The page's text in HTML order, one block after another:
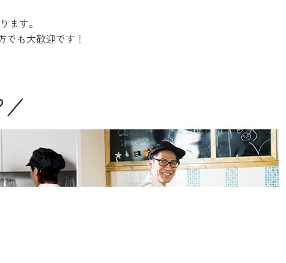
ます。
でも大歓迎です！